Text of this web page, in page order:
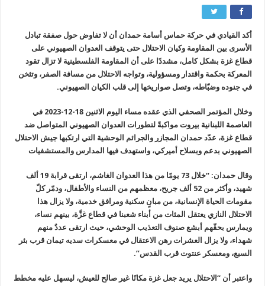
أكد القيادي في حركة حماس أسامة حمدان أن لا تفاوض حول صفقة تبادل
الأسرى بين المقاومة وكيان الاحتلال حتى يتوقف العدوان الصهيوني على
قطاع غزة بشكل كامل، مشددًا على أن المقاومة الفلسطينية لا تزال تقود
المعركة بحكمة واقتدار ومسؤولية، وتواجه الاحتلال من مسافة الصفر، وتثخن
في جنوده وضبّاطه، وتصل صواريخها إلى قلب الكيان الصهيوني.
وخلال المؤتمر الصحفي الذي عقده مساء اليوم الاثنين 18-12-2023 في
العاصمة اللبنانية بيروت مواكبةً لتطورات العدوان الصهيوني المتواصل ضد
قطاع غزة، عدّد حمدان المجازر والجرائم الوحشية التي ارتكبها جيش الاحتلال
الصهيوني بدعم وبسلاح أميركي، واستهدف فيها المدارس والمستشفيات
‏وقال حمدان: “خلال 73 يومًا من هذا العدوان الغاشم، ارتقى قرابة 19 ألف
شهيد، وأكثر من 52 ألف جريح، معظمهم من النساء والأطفال، ودمّر كلّ
مقومات الحياة الإنسانية، من مبانٍ سكنية ومرافق خدمية، و‏لا يزال هذا
الاحتلال النازي يعتقل المئات من أبناء شعبنا في قطاع غزَّة، بينهم نساء،
ويمارس بحقّهم أبشع صنوف التعذيب الوحشي، حيث ارتقى عددٌ منهم
شهداء، ولا يزال العشرات رهن الاعتقال في معسكرات سديه تيمان قرب بئر
السبع، ومعسكر عنتوت قرب القدس”.
واعتبر أن “الاحتلال يريد جعل غزة مكانًا غير صالح للعيش، ليسهل عليه مخطط